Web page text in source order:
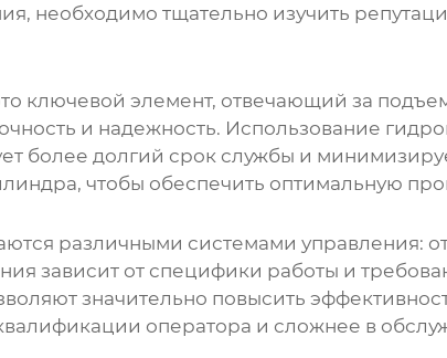
необходимо тщательно изучить
ключевой элемент, отвечающий за
и надежность. Использование
более долгий срок службы и
чтобы обеспечить оптимальную
различными системами управления:
зависит от специфики работы и
значительно повысить
оператора и сложнее в